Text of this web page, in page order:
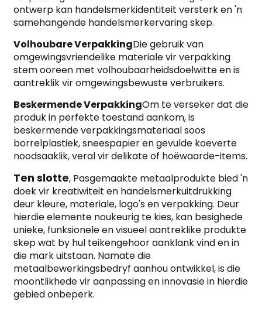
ontwerp kan handelsmerkidentiteit versterk en 'n
samehangende handelsmerkervaring skep.
Volhoubare VerpakkingDie gebruik van
omgewingsvriendelike materiale vir verpakking
stem ooreen met volhoubaarheidsdoelwitte en is
aantreklik vir omgewingsbewuste verbruikers.
Beskermende VerpakkingOm te verseker dat die
produk in perfekte toestand aankom, is
beskermende verpakkingsmateriaal soos
borrelplastiek, sneespapier en gevulde koeverte
noodsaaklik, veral vir delikate of hoëwaarde-items.
Ten slotte, Pasgemaakte metaalprodukte bied 'n
doek vir kreatiwiteit en handelsmerkuitdrukking
deur kleure, materiale, logo's en verpakking. Deur
hierdie elemente noukeurig te kies, kan besighede
unieke, funksionele en visueel aantreklike produkte
skep wat by hul teikengehoor aanklank vind en in
die mark uitstaan. Namate die
metaalbewerkingsbedryf aanhou ontwikkel, is die
moontlikhede vir aanpassing en innovasie in hierdie
gebied onbeperk.